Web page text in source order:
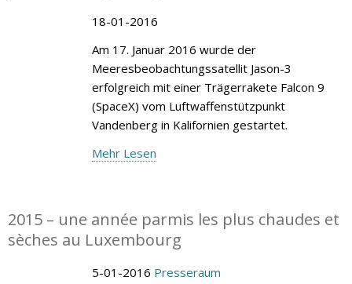
18-01-2016
Am 17. Januar 2016 wurde der
Meeresbeobachtungssatellit Jason-3
erfolgreich mit einer Trägerrakete Falcon 9
(SpaceX) vom Luftwaffenstützpunkt
Vandenberg in Kalifornien gestartet.
Mehr Lesen
2015 – une année parmis les plus chaudes et
sèches au Luxembourg
5-01-2016 Presseraum